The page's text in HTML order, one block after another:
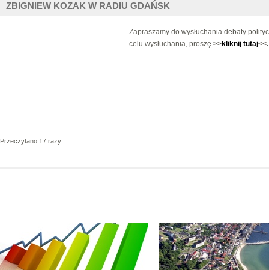
ZBIGNIEW KOZAK W RADIU GDAŃSK
Zapraszamy do wysłuchania debaty
celu wysłuchania, proszę >>kliknij tutaj<<.
Przeczytano 17 razy